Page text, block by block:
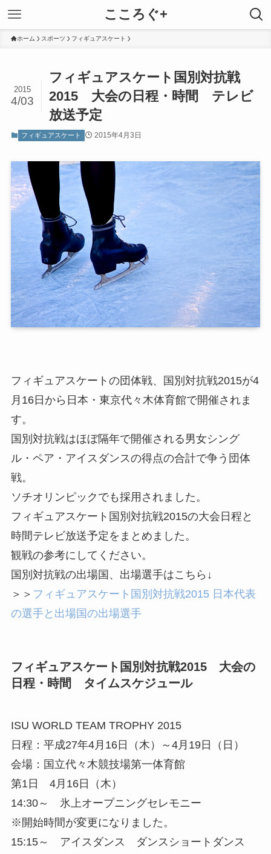
こころぐ+
ホーム スポーツ フィギュアスケート
フィギュアスケート国別対抗戦
2015 大会の日程・時間 テレビ
放送予定
2015
4/03
フィギュアスケート 2015年4月3日
フィギュアスケートの団体戦、
国別対抗戦2015が4
月16日から日本・東京代々木体育館で開催されま
す。
国別対抗戦はほぼ隔年で開催される男女シング
ル・ペア・アイスダンスの得点の合計で争う 団体
戦。
ソチオリンピックでも採用されました。
フィギュアスケート国別対抗戦2015の大会日程と
時間テレビ放送予定をまとめました。
観戦の参考にしてください。
国別対抗戦の出場国、出場選手はこちら↓
＞＞ フィギュアスケート国別対抗戦2015 日本代表
の選手と出場国の出場選手
フィギュアスケート国別対抗戦2015 大会の
日程・時間 タイムスケジュール
ISU WORLD TEAM TROPHY 2015
日程：平成27年4月16日（木）～4月19日（日）
会場：国立代々木競技場第一体育館
第1日 4月16日（木）
14:30～ 氷上オープニングセレモニー
※開始時間が変更になりました。
15:15～ アイスダンス ダンスショートダンス